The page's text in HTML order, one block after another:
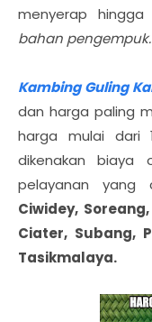
menyerap
bahan pengempuk.
Kambing Guling
dan harga paling
harga mulai dari
dikenakan biaya
pelayanan
Ciwidey,
Ciater, Subang,
Tasikmalaya.